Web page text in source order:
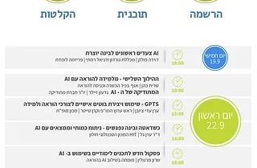
הקלטות תוכנית הרשמה